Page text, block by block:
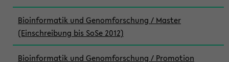
Bioinformatik und Genomforschung / Master
(Einschreibung bis SoSe 2012)
Bioinformatik und Genomforschung / Promotion